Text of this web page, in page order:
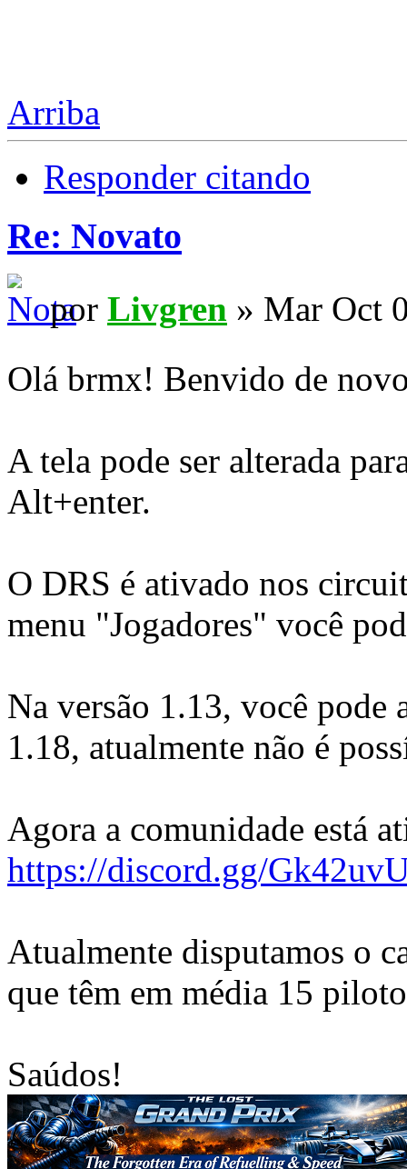
Arriba
Responder citando
Re: Novato
por Livgren » Mar Oct
Olá brmx! Benvido de
A tela pode ser alterada
Alt+enter.
O DRS é ativado nos
menu "Jogadores" você
Na versão 1.13, você pode
1.18, atualmente não é
Agora a comunidade está
https://discord.gg/
Atualmente disputamos o
que têm em média 15
Saúdos!